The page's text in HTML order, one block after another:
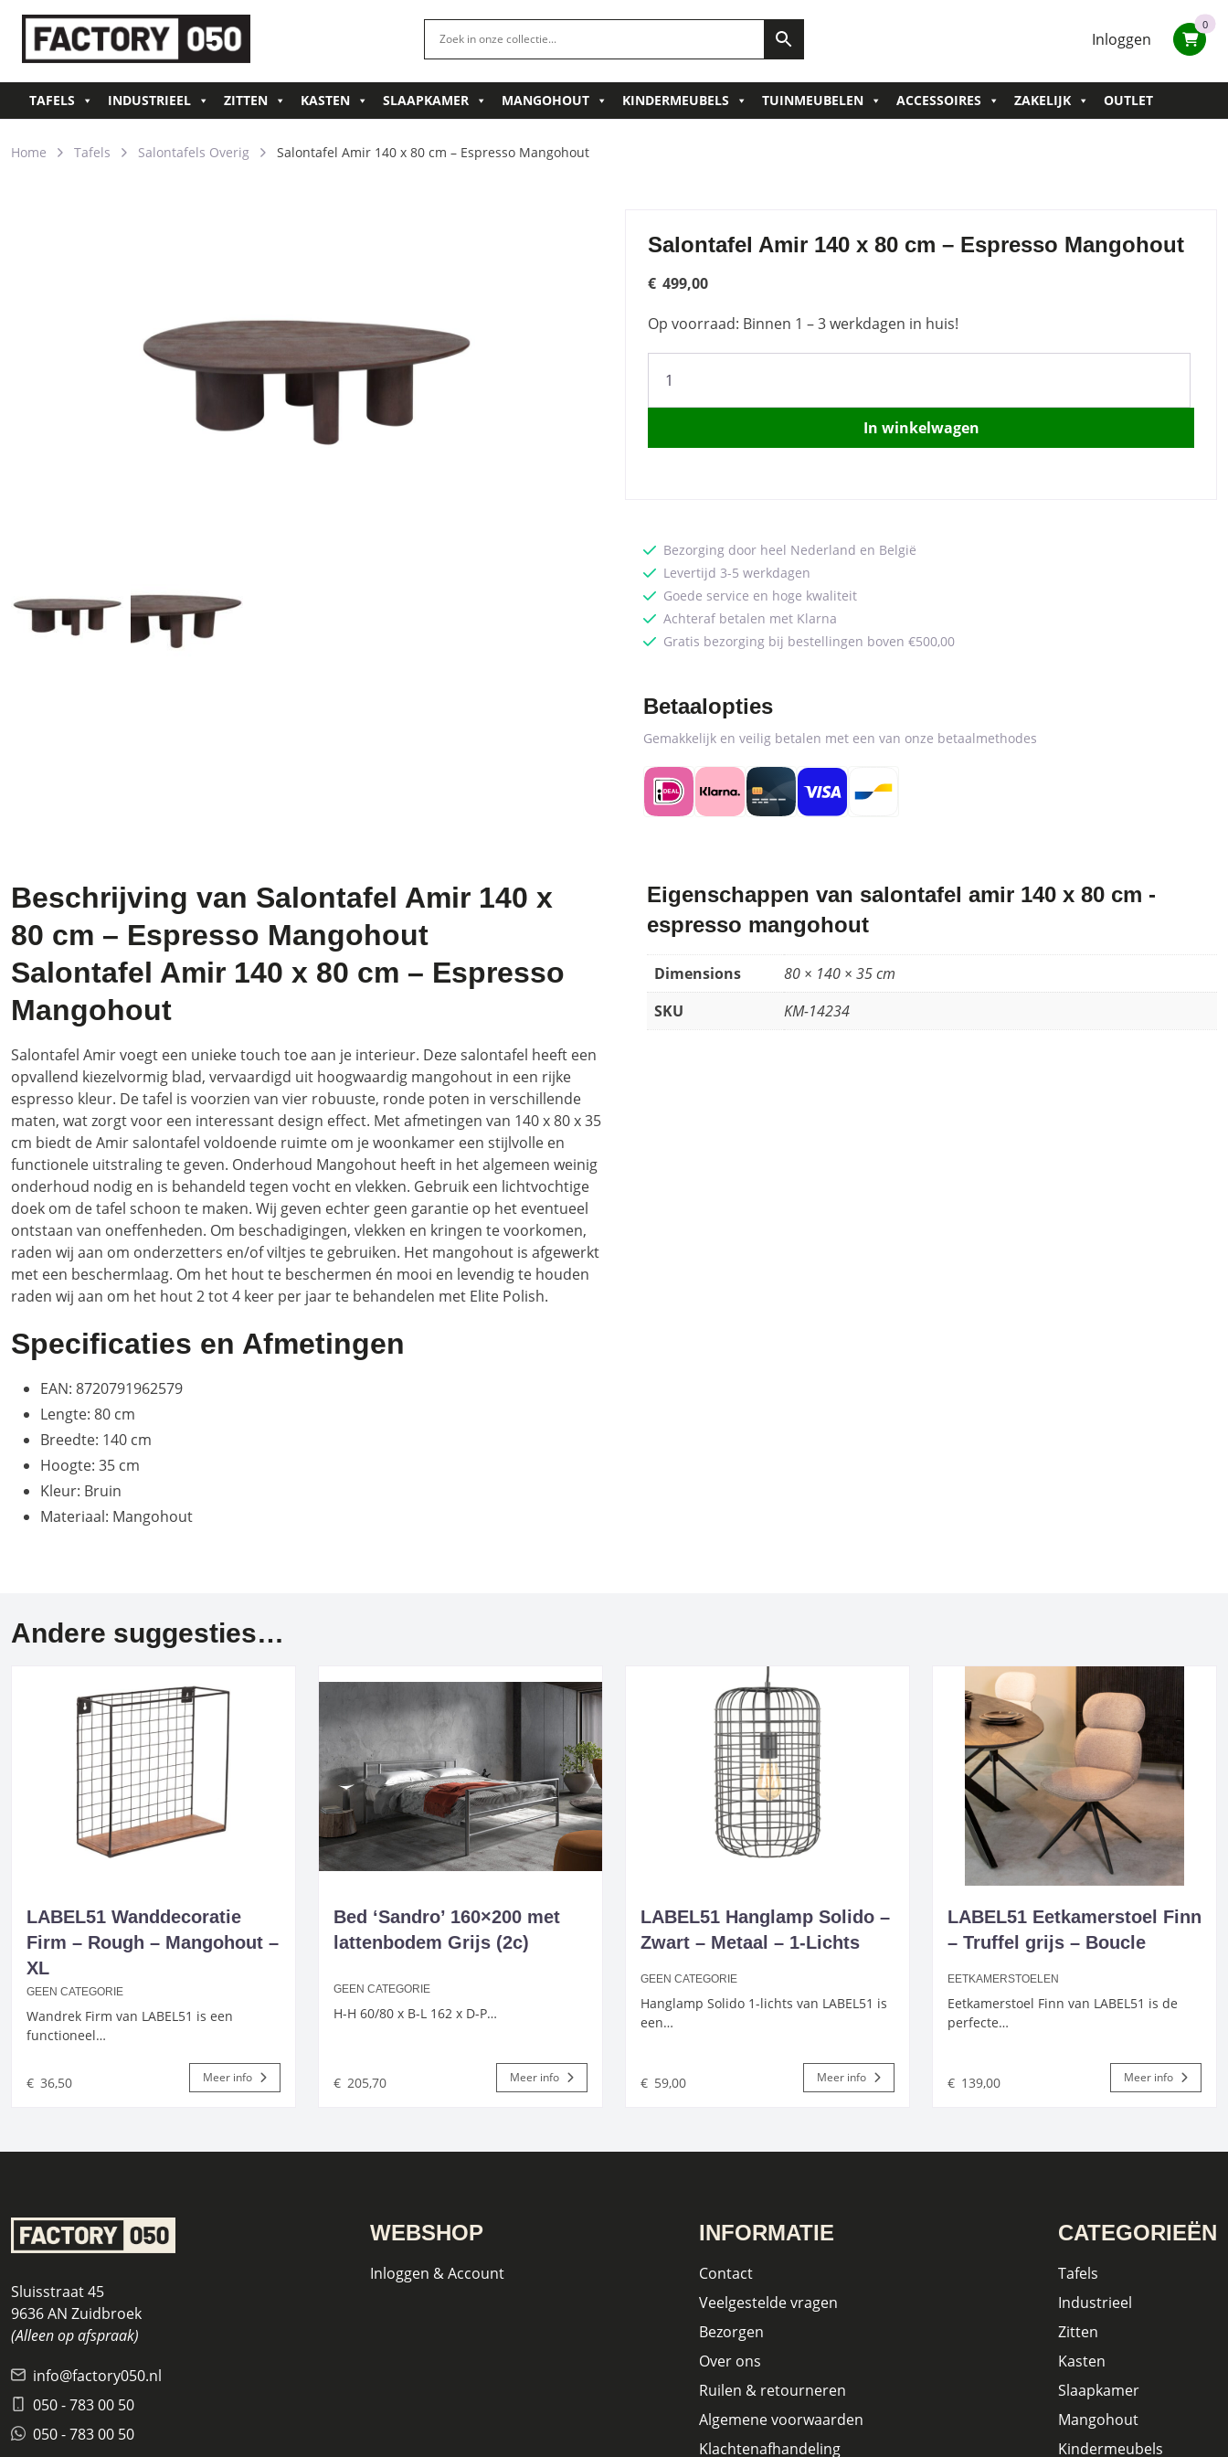
Inloggen
0
TAFELS INDUSTRIEEL ZITTEN KASTEN SLAAPKAMER MANGOHOUT KINDERMEUBELS TUINMEUBELEN ACCESSOIRES ZAKELIJK OUTLET
Home Tafels Salontafels Overig Salontafel Amir 140 x 80 cm – Espresso Mangohout
Salontafel Amir 140 x 80 cm – Espresso Mangohout
€ 499,00
Op voorraad: Binnen 1 – 3 werkdagen in huis!
Amir
140
80
quantity
In winkelwagen
Bezorging door heel Nederland en België
Levertijd 3-5 werkdagen
Goede service en hoge kwaliteit
Achteraf betalen met Klarna
Gratis bezorging bij bestellingen boven €500,00
Betaalopties
Gemakkelijk en veilig betalen met een van onze betaalmethodes
Beschrijving van Salontafel Amir 140 x
80 cm – Espresso Mangohout
Salontafel Amir 140 x 80 cm – Espresso
Mangohout
Salontafel Amir voegt een unieke touch toe aan je interieur. Deze salontafel heeft een
opvallend kiezelvormig blad, vervaardigd uit hoogwaardig mangohout in een rijke
espresso kleur. De tafel is voorzien van vier robuuste, ronde poten in verschillende
maten, wat zorgt voor een interessant design effect. Met afmetingen van 140 x 80 x 35
cm biedt de Amir salontafel voldoende ruimte om je woonkamer een stijlvolle en
functionele uitstraling te geven. Onderhoud Mangohout heeft in het algemeen weinig
onderhoud nodig en is behandeld tegen vocht en vlekken. Gebruik een lichtvochtige
doek om de tafel schoon te maken. Wij geven echter geen garantie op het eventueel
ontstaan van oneffenheden. Om beschadigingen, vlekken en kringen te voorkomen,
raden wij aan om onderzetters en/of viltjes te gebruiken. Het mangohout is afgewerkt
met een beschermlaag. Om het hout te beschermen én mooi en levendig te houden
raden wij aan om het hout 2 tot 4 keer per jaar te behandelen met Elite Polish.
Specificaties en Afmetingen
EAN: 8720791962579
Lengte: 80 cm
Breedte: 140 cm
Hoogte: 35 cm
Kleur: Bruin
Materiaal: Mangohout
Eigenschappen van salontafel amir 140 x 80 cm -
espresso mangohout
Dimensions
80 × 140 × 35 cm
SKU
KM-14234
Andere suggesties…
LABEL51 Wanddecoratie
Firm – Rough – Mangohout –
XL
GEEN CATEGORIE
Wandrek Firm van LABEL51 is een
functioneel…
€ 36,50 Meer info
Bed ‘Sandro’ 160×200 met
lattenbodem Grijs (2c)
GEEN CATEGORIE
H-H 60/80 x B-L 162 x D-P…
€ 205,70 Meer info
LABEL51 Hanglamp Solido –
Zwart – Metaal – 1-Lichts
GEEN CATEGORIE
Hanglamp Solido 1-lichts van LABEL51 is
een…
€ 59,00 Meer info
LABEL51 Eetkamerstoel Finn
– Truffel grijs – Boucle
EETKAMERSTOELEN
Eetkamerstoel Finn van LABEL51 is de
perfecte…
€ 139,00 Meer info
Sluisstraat 45
9636 AN Zuidbroek
(Alleen op afspraak)
info@factory050.nl
050 - 783 00 50
050 - 783 00 50
WEBSHOP
Inloggen & Account
INFORMATIE
Contact
Veelgestelde vragen
Bezorgen
Over ons
Ruilen & retourneren
Algemene voorwaarden
Klachtenafhandeling
CATEGORIEËN
Tafels
Industrieel
Zitten
Kasten
Slaapkamer
Mangohout
Kindermeubels